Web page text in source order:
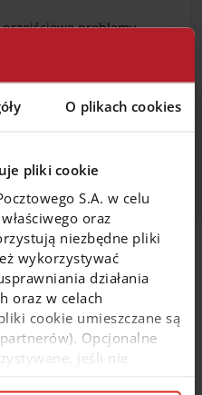
O plikach cookies
pliki cookie
S.A. w celu
oraz
niezbędne pliki
wykorzystywać
działania
oraz w celach
cookie umieszczane są
Opcjonalne
jeśli nie
problemy
przelewów
takie jak płatności
działają bez zakłóceń.